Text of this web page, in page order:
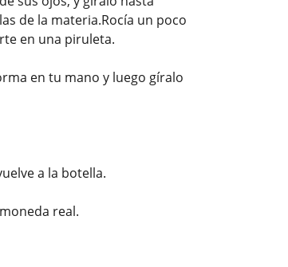
de la materia.Rocía un poco
en una piruleta.
en tu mano y luego gíralo
a la botella.
real.